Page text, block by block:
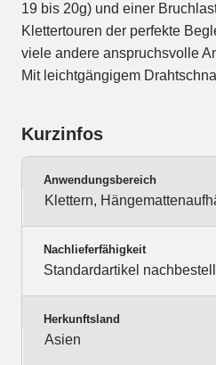
19 bis 20g) und einer
Klettertouren der perfekte
viele andere anspruchsvolle
Mit leichtgängigem
Kurzinfos
Anwendungsbereich
Klettern,
Nachlieferfähigkeit
Standardartikel
Herkunftsland
Asien